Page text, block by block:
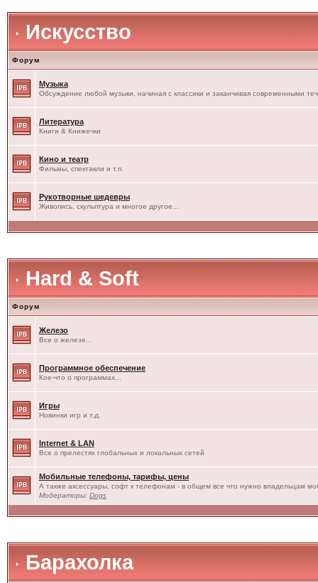
Искусство
Форум
Музыка
Обсуждение любой музыки, начиная с классики и заканчивая современными
Литература
Книги & Книжечки
Кино и театр
Фильмы, спектакли и т.п.
Рукотворные шедевры
Живопись, скульптура и многое другое...
Hard & Soft
Форум
Железо
Все о железе...
Программное обеспечение
Кое-что о программах...
Игры
Новинки игр и т.д.
Internet & LAN
Все о прелестях глобальных и локальных сетей
Мобильные телефоны, тарифы, цены
А также аксессуары, софт к телефонам - в общем все что нужно владельцам
Модераторы: Dogs
Барахолка